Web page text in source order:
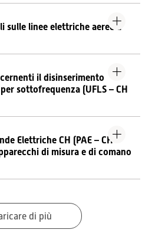
sulle linee elettriche aeree a
il disinserimento
sottofrequenza (UFLS – CH
Elettriche CH (PAE – CH
di misura e di comano
di più